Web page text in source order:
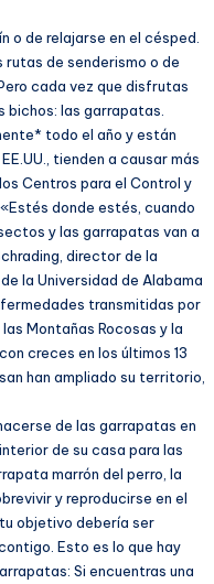
o de relajarse en el césped.
rutas de senderismo o de
cada vez que disfrutas
bichos: las garrapatas.
todo el año y están
tienden a causar más
Centros para el Control y
donde estés, cuando
y las garrapatas van a
director de la
la Universidad de Alabama
transmitidas por
Montañas Rocosas y la
creces en los últimos 13
han ampliado su territorio,
de las garrapatas en
de su casa para las
marrón del perro, la
y reproducirse en el
objetivo debería ser
Esto es lo que hay
Si encuentras una